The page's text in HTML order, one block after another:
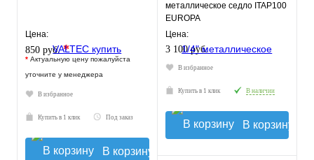
Цена:
850 руб.*
* Актуальную цену пожалуйста
уточните у менеджера
В избранное
Купить в 1 клик Под заказ
В корзину
металлическое седло ITAP100
EUROPA
Цена:
3 100 руб.
В избранное
Купить в 1 клик В наличии
В корзину